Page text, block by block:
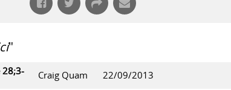
"
28;3- Craig Quam 22/09/2013